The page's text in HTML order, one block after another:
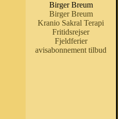
Birger Breum
Birger Breum
Kranio Sakral Terapi
Fritidsrejser
Fjeldferier
avisabonnement tilbud